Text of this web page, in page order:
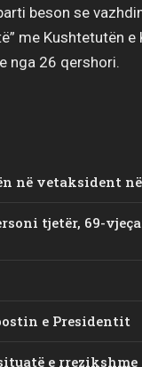
beson se
me Kushtetutën e
nga 26 qershori.
në vetaksident
tjetër, 69-
e Presidentit
e rrezikshme